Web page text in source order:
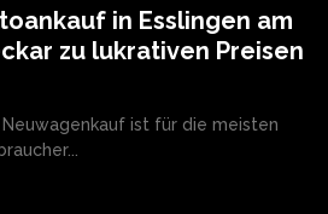
in Esslingen am
zu lukrativen Preisen
Neuwagenkauf ist für die meisten